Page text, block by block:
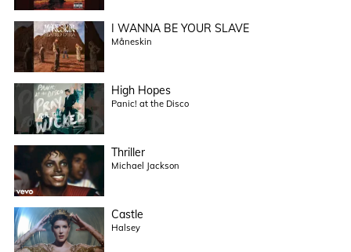
I WANNA BE YOUR SLAVE
Måneskin
High Hopes
Panic! at the Disco
Thriller
Michael Jackson
Castle
Halsey